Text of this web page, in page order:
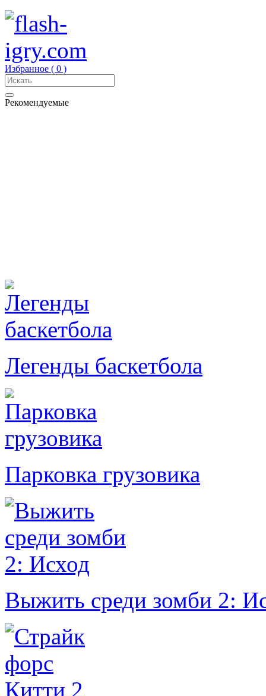
Избранное ( 0 )
Рекомендуемые
Легенды баскетбола
Парковка грузовика
Выжить среди зомби 2: